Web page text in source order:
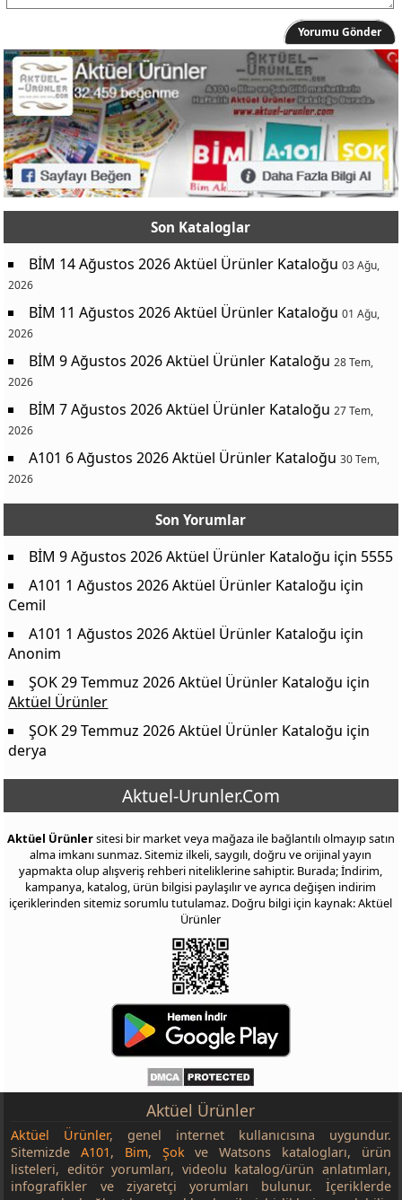
Yorumu Gönder
Son Kataloglar
BİM 14 Ağustos 2026 Aktüel Ürünler Kataloğu 03 Ağu,
2026
BİM 11 Ağustos 2026 Aktüel Ürünler Kataloğu 01 Ağu,
2026
BİM 9 Ağustos 2026 Aktüel Ürünler Kataloğu 28 Tem,
2026
BİM 7 Ağustos 2026 Aktüel Ürünler Kataloğu 27 Tem,
2026
A101 6 Ağustos 2026 Aktüel Ürünler Kataloğu 30 Tem,
2026
Son Yorumlar
BİM 9 Ağustos 2026 Aktüel Ürünler Kataloğu için 5555
A101 1 Ağustos 2026 Aktüel Ürünler Kataloğu için
Cemil
A101 1 Ağustos 2026 Aktüel Ürünler Kataloğu için
Anonim
ŞOK 29 Temmuz 2026 Aktüel Ürünler Kataloğu için
Aktüel Ürünler
ŞOK 29 Temmuz 2026 Aktüel Ürünler Kataloğu için
derya
Aktuel-Urunler.Com
Aktüel Ürünlersitesi bir market veya mağaza ile bağlantılı olmayıp satın
alma imkanı sunmaz. Sitemiz ilkeli, saygılı, doğru ve orijinal yayın
yapmakta olup alışveriş rehberi niteliklerine sahiptir. Burada; İndirim,
kampanya, katalog, ürün bilgisi paylaşılır ve ayrıca değişen indirim
içeriklerinden sitemiz sorumlu tutulamaz. Doğru bilgi için kaynak: Aktüel
Ürünler
Aktüel Ürünler
Aktüel Ürünler, genel internet kullanıcısına uygundur.
SitemizdeA101, Bim, Şokve Watsons katalogları, ürün
listeleri, editör yorumları, videolu katalog/ürün anlatımları,
infografikler ve ziyaretçi yorumları bulunur. İçeriklerde